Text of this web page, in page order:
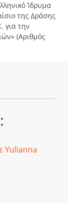
Ίδρυμα
της Δράσης
για την
(Αριθμός
Yulianna